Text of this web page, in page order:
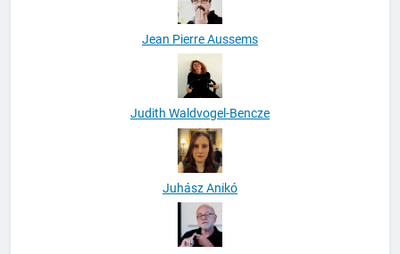
Jean Pierre Aussems
Judith Waldvogel-Bencze
Juhász Anikó